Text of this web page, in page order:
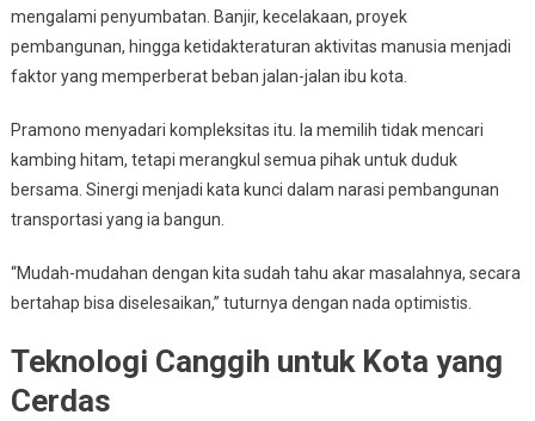
mengalami penyumbatan. Banjir, kecelakaan, proyek
pembangunan, hingga ketidakteraturan aktivitas manusia menjadi
faktor yang memperberat beban jalan-jalan ibu kota.
Pramono menyadari kompleksitas itu. Ia memilih tidak mencari
kambing hitam, tetapi merangkul semua pihak untuk duduk
bersama. Sinergi menjadi kata kunci dalam narasi pembangunan
transportasi yang ia bangun.
“Mudah-mudahan dengan kita sudah tahu akar masalahnya, secara
bertahap bisa diselesaikan,” tuturnya dengan nada optimistis.
Teknologi Canggih untuk Kota yang
Cerdas